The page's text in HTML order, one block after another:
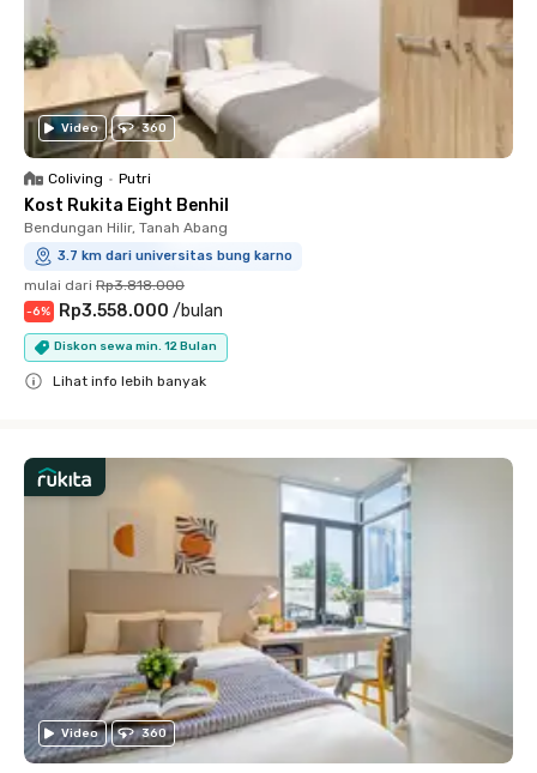
Video 360
Coliving • Putri
Kost Rukita Eight Benhil
Bendungan Hilir, Tanah Abang
3.7 km dari universitas bung karno
mulai dari Rp3.818.000
-6% Rp3.558.000 /bulan
Diskon sewa min. 12 Bulan
Lihat info lebih banyak
Video 360